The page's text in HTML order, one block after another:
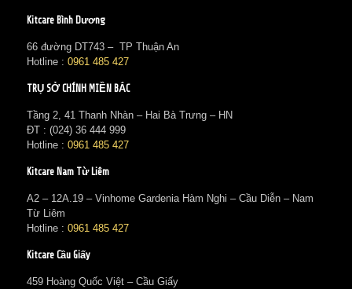
Kitcare Bình Dương
66 đường DT743 – TP Thuận An
Hotline : 0961 485 427
TRỤ SỞ CHÍNH MIỀN BẮC
Tầng 2, 41 Thanh Nhàn – Hai Bà Trưng – HN
ĐT : (024) 36 444 999
Hotline : 0961 485 427
Kitcare Nam Từ Liêm
A2 – 12A.19 – Vinhome Gardenia Hàm Nghi – Cầu Diễn – Nam
Từ Liêm
Hotline : 0961 485 427
Kitcare Cầu Giấy
459 Hoàng Quốc Việt – Cầu Giấy